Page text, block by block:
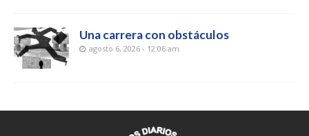
Una carrera con obstáculos
agosto 6, 2026 - 12:06 am